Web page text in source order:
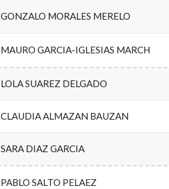
GONZALO MORALES MERELO
MAURO GARCIA-IGLESIAS MARCH
LOLA SUAREZ DELGADO
CLAUDIA ALMAZAN BAUZAN
SARA DIAZ GARCIA
PABLO SALTO PELAEZ